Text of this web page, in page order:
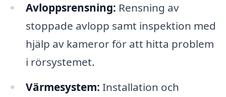
Avloppsrensning: Rensning av
stoppade avlopp samt inspektion med
hjälp av kameror för att hitta problem
i rörsystemet.
Värmesystem: Installation och